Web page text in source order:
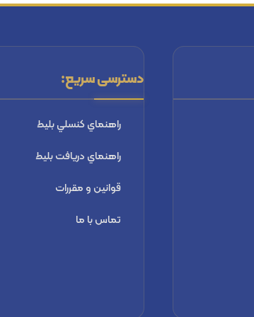
دسترسی سریع:
راهنماي كنسلي بليط
راهنماي دریافت بليط
قوانین و مقررات
تماس با ما